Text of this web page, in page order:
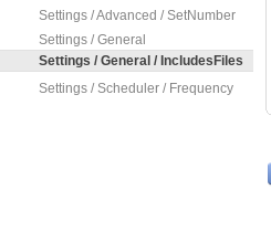
Settings / Advanced / SetNumber
Settings / General
Settings / General / IncludesFiles
Settings / Scheduler / Frequency